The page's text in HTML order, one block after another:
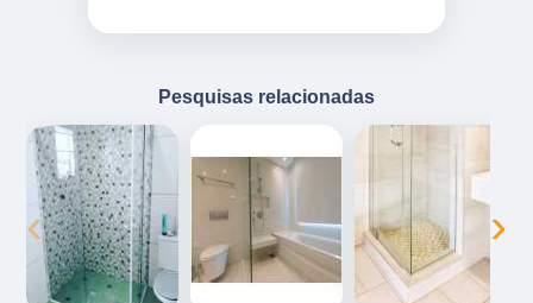
Pesquisas relacionadas
‹ ›